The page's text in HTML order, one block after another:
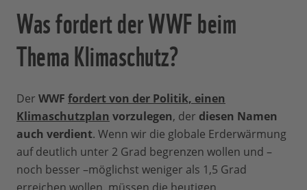
Was fordert der WWF beim
Thema Klimaschutz?
Der WWF fordert von der Politik, einen
Klimaschutzplan vorzulegen, der diesen Namen
auch verdient. Wenn wir die globale Erderwärmung
auf deutlich unter 2 Grad begrenzen wollen und –
noch besser –möglichst weniger als 1,5 Grad